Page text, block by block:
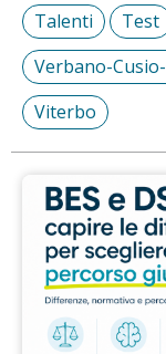
Talenti
Test
Verbano-
Viterbo